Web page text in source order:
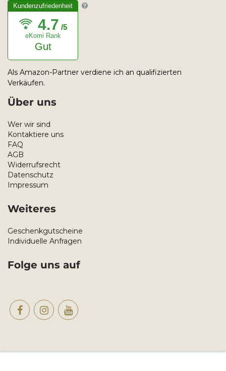
Kundenzufriedenheit
4.7 /5
eKomi Rank
Gut
Als Amazon-Partner verdiene ich an qualifizierten
Verkäufen.
Über uns
Wer wir sind
Kontaktiere uns
FAQ
AGB
Widerrufsrecht
Datenschutz
Impressum
Weiteres
Geschenkgutscheine
Individuelle Anfragen
Folge uns auf